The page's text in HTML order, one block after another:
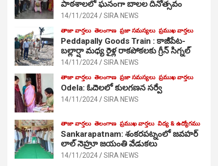
పాఠ‌శాల‌లో ఘనంగా బాలల దినోత్సవం
14/11/2024 SIRA NEWS
తాజా వార్తలు తెలంగాణ ప్రజా సమస్యలు ప్రముఖ వార్తలు
Peddapally Goods Train : కాజీపేట-
బల్లార్షా మధ్య రైళ్ల రాకపోకలకు గ్రీన్ సిగ్నల్
14/11/2024 SIRA NEWS
తాజా వార్తలు తెలంగాణ ప్రజా సమస్యలు ప్రముఖ వార్తలు
Odela: ఓదెలలో కులగణన సర్వే
14/11/2024 SIRA NEWS
తాజా వార్తలు తెలంగాణ ప్రముఖ వార్తలు విద్య & ఉద్యోగము
Sankarapatnam: శంకరపట్నంలో జవహర్
లాల్ నెహ్రూ జయంతి వేడుకలు
14/11/2024 SIRA NEWS